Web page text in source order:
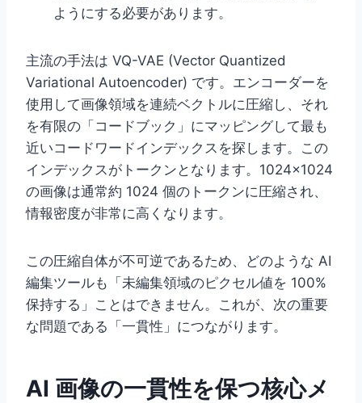
ようにする必要があります。
主流の手法は VQ-VAE (Vector Quantized
Variational Autoencoder) です。エンコーダーを
使用して画像領域を連続ベクトルに圧縮し、それ
を有限の「コードブック」にマッピングして最も
近いコードワードインデックスを探します。この
インデックスがトークンとなります。1024×1024
の画像は通常約 1024 個のトークンに圧縮され、
情報密度が非常に高くなります。
この圧縮自体が不可逆であるため、どのような AI
編集ツールも「未編集領域のピクセル値を 100%
保持する」ことはできません。これが、次の重要
な問題である「一貫性」につながります。
AI 画像の一貫性を保つ核心メ